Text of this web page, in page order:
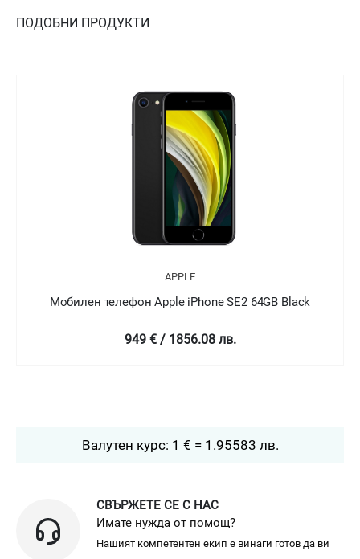
ПОДОБНИ ПРОДУКТИ
Black Мобилен телефон Apple iPhone SE2 64GB
949 € / 1856.08 лв.
Валутен курс: 1 € = 1.95583 лв.
СВЪРЖЕТЕ СЕ С НАС
Имате нужда от помощ?
Нашият компетентен екип е винаги готов да ви